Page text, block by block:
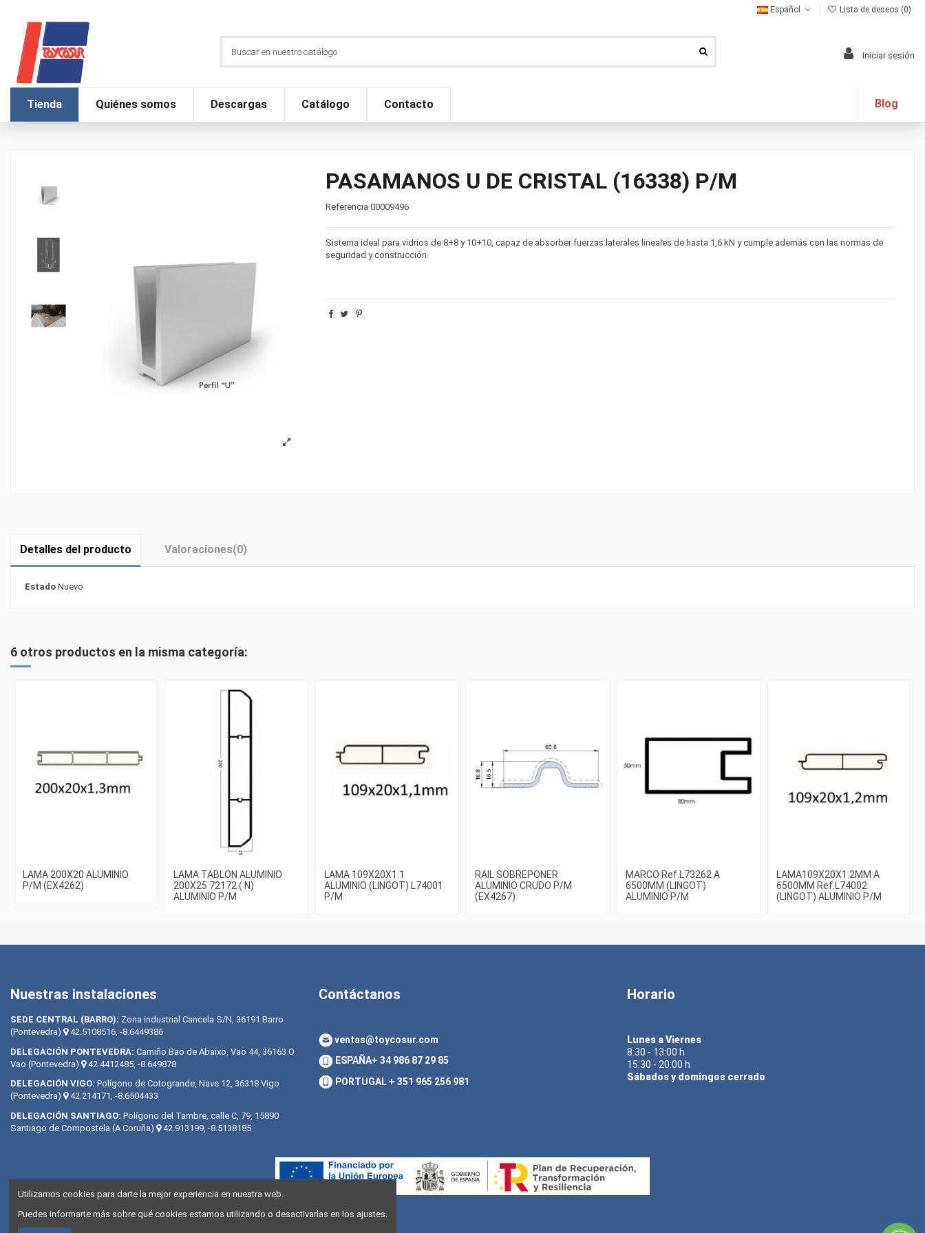
Español Lista de deseos (0)
Iniciar sesión
Tienda Quiénes somos Descargas Catálogo Contacto Blog
PASAMANOS U DE CRISTAL (16338) P/M
Referencia 00009496
Sistema ideal para vidrios de 8+8 y 10+10, capaz de absorber fuerzas laterales lineales de hasta 1,6 kN y cumple además con las normas de
seguridad y construcción.
Detalles del producto Valoraciones(0)
Estado Nuevo
6 otros productos en la misma categoría:
LAMA 200X20 ALUMINIO
P/M (EX4262)
LAMA TABLON ALUMINIO
200X25 72172 ( N)
ALUMINIO P/M
LAMA 109X20X1.1
ALUMINIO (LINGOT) L74001
P/M
RAIL SOBREPONER
ALUMINIO CRUDO P/M
(EX4267)
MARCO Ref.L73262 A
6500MM (LINGOT)
ALUMINIO P/M
LAMA109X20X1.2MM A
6500MM Ref.L74002
(LINGOT) ALUMINIO P/M
Nuestras instalaciones
SEDE CENTRAL (BARRO): Zona industrial Cancela S/N, 36191 Barro
(Pontevedra)
42.5108516, -8.6449386
DELEGACIÓN PONTEVEDRA: Camiño Bao de Abaixo, Vao 44, 36163 O
Vao (Pontevedra)
42.4412485, -8.649878
DELEGACIÓN VIGO: Polígono de Cotogrande, Nave 12, 36318 Vigo
(Pontevedra)
42.214171, -8.6504433
DELEGACIÓN SANTIAGO: Polígono del Tambre, calle C, 79, 15890
Santiago de Compostela (A Coruña)
42.913199, -8.5138185
Contáctanos
ventas@toycosur.com
ESPAÑA+ 34 986 87 29 85
PORTUGAL + 351 965 256 981
Horario
Lunes a Viernes
8:30 - 13:00 h
15:30 - 20:00 h
Sábados y domingos cerrado
Utilizamos cookies para darte la mejor experiencia en nuestra web.
Puedes informarte más sobre qué cookies estamos utilizando o desactivarlas en los ajustes.